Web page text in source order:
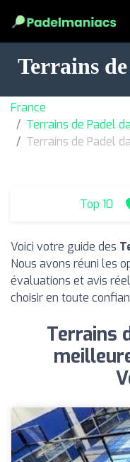
Terrains
France
Terrains de Padel
Terrains de Padel
Top 10
Voici votre guide des
Nous avons réuni les
évaluations et avis
choisir en toute
Terrains